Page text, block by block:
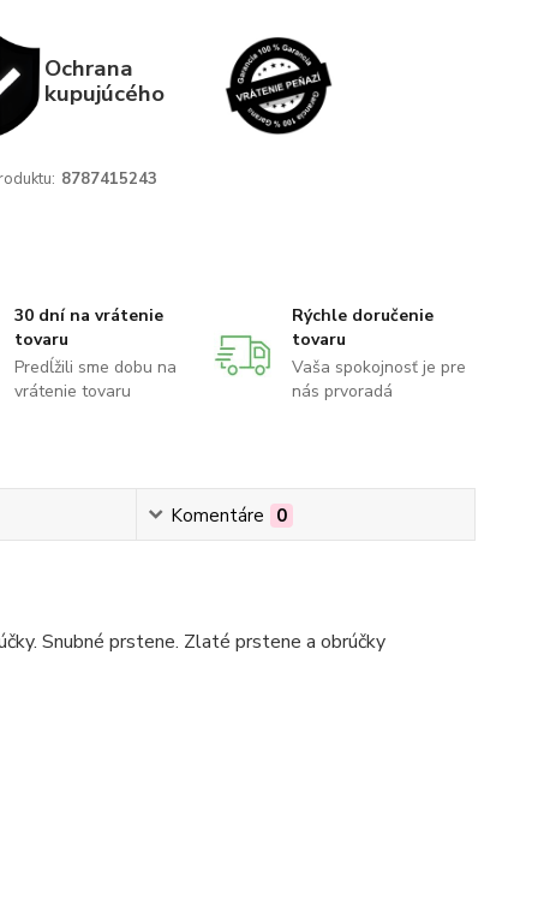
Ochrana
kupujúcého
8787415243
30 dní na vrátenie
tovaru
Predĺžili sme dobu na
vrátenie tovaru
Rýchle doručenie
tovaru
Vaša spokojnosť je pre
nás prvoradá
Komentáre 0
Snubné prstene. Zlaté prstene a obrúčky